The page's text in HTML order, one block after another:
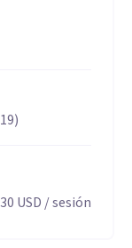
autoestima y
mediante
30 USD / sesión